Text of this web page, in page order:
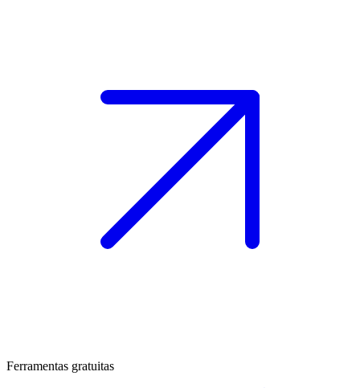
Ferramentas gratuitas